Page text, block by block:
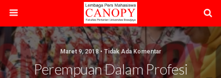
Maret 9, 2018 • Tidak Ada Komentar
Perempuan Dalam Profesi